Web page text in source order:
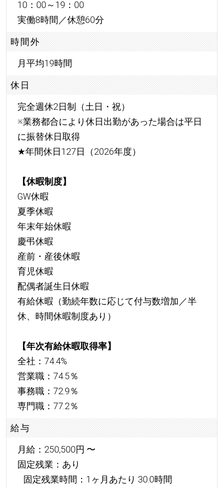
10：00～19：00
実働8時間／休憩60分
時間外
月平均19時間
休日
完全週休2日制（土日・祝）
※業務都合により休日出勤があった場合は平日
に振替休日取得
★年間休日127日（2026年度）
【休暇制度】
GW休暇
夏季休暇
年末年始休暇
慶弔休暇
産前・産後休暇
育児休暇
配偶者誕生日休暇
有給休暇（勤続年数に応じて付与数増加／半
休、時間休暇制度あり）
【年次有給休暇取得率】
全社：74.4%
営業職：74.5％
事務職：72.9％
専門職：77.2％
給与
月給：250,500円 〜
固定残業：あり
固定残業時間：1ヶ月あたり 30.0時間